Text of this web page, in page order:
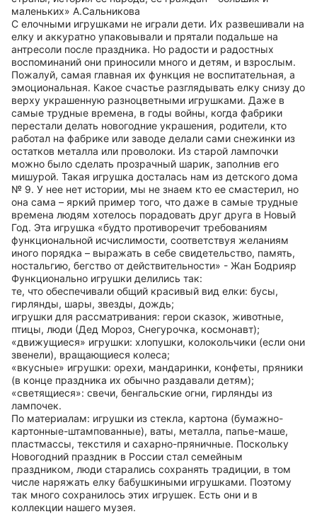
маленьких» А.Сальникова
С елочными игрушками не играли дети. Их развешивали на
елку и аккуратно упаковывали и прятали подальше на
антресоли после праздника. Но радости и радостных
воспоминаний они приносили много и детям, и взрослым.
Пожалуй, самая главная их функция не воспитательная, а
эмоциональная. Какое счастье разглядывать елку снизу до
верху украшенную разноцветными игрушками. Даже в
самые трудные времена, в годы войны, когда фабрики
перестали делать новогодние украшения, родители, кто
работал на фабрике или заводе делали сами снежинки из
остатков металла или проволоки. Из старой лампочки
можно было сделать прозрачный шарик, заполнив его
мишурой. Такая игрушка досталась нам из детского дома
№ 9. У нее нет истории, мы не знаем кто ее смастерил, но
она сама – яркий пример того, что даже в самые трудные
времена людям хотелось порадовать друг друга в Новый
Год. Эта игрушка «будто противоречит требованиям
функциональной исчислимости, соответствуя желаниям
иного порядка – выражать в себе свидетельство, память,
ностальгию, бегство от действительности» - Жан Бодрияр
Функционально игрушки делились так:
те, что обеспечивали общий красивый вид елки: бусы,
гирлянды, шары, звезды, дождь;
игрушки для рассматривания: герои сказок, животные,
птицы, люди (Дед Мороз, Снегурочка, космонавт);
«движущиеся» игрушки: хлопушки, колокольчики (если они
звенели), вращающиеся колеса;
«вкусные» игрушки: орехи, мандаринки, конфеты, пряники
(в конце праздника их обычно раздавали детям);
«светящиеся»: свечи, бенгальские огни, гирлянды из
лампочек.
По материалам: игрушки из стекла, картона (бумажно-
картонные-штампованные), ваты, металла, папье-маше,
пластмассы, текстиля и сахарно-пряничные. Поскольку
Новогодний праздник в России стал семейным
праздником, люди старались сохранять традиции, в том
числе наряжать елку бабушкиными игрушками. Поэтому
так много сохранилось этих игрушек. Есть они и в
коллекции нашего музея.